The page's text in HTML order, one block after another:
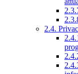
2.4.